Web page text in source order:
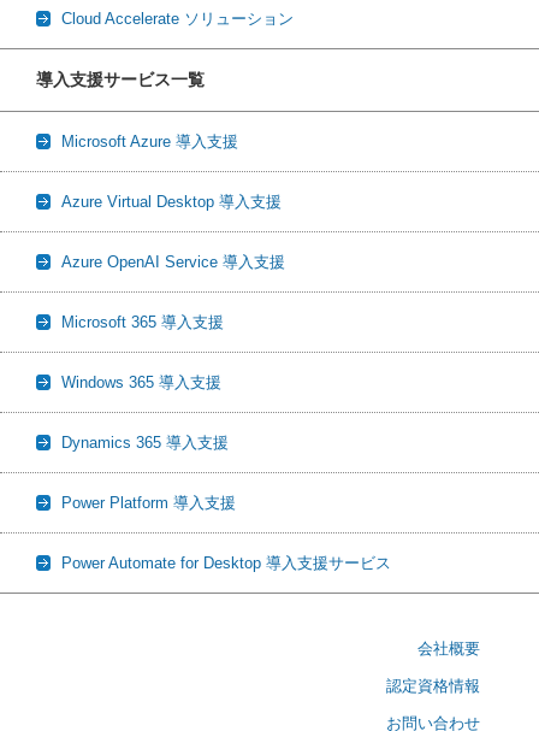
Cloud Accelerate ソリューション
導入支援サービス一覧
Microsoft Azure 導入支援
Azure Virtual Desktop 導入支援
Azure OpenAI Service 導入支援
Microsoft 365 導入支援
Windows 365 導入支援
Dynamics 365 導入支援
Power Platform 導入支援
Power Automate for Desktop 導入支援サービス
会社概要
認定資格情報
お問い合わせ